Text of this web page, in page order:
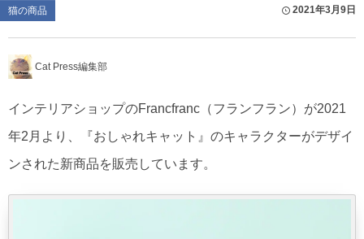
猫の商品 2021年3月9日
Cat Press編集部
インテリアショップのFrancfranc（フランフラン）が2021
年2月より、『おしゃれキャット』のキャラクターがデザイ
ンされた新商品を販売しています。